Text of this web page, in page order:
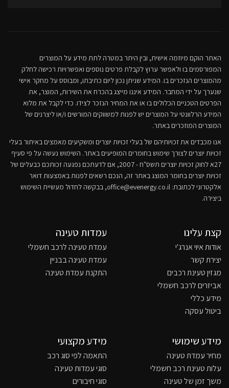
האתר הוקם מיוזמה אישית, ובין היתר במטרה לתת מידע על המוצרים
המפורסמים בו ולאפשר ערוץ לקבלת פרטים נוספים ואפשרויות רכישה לחלק
מהמוצרים הנזכרים בו. המידע שניתן נכון ליום כתיבתו, ומבוסס על מחקר אישי
שנערך על ידי המחבר. המידע איננו מייצג בהכרח את השירות, המוצר, את
הפרטים הטכניים הכלולים בו או את המחיר הנזכר לצידו. כדי לקבל את מלוא
המידע הרלוונטי על המוצרים יש לפנות למשווקים המורשים ו/או ליצרנים של
המוצרים המוזכרים באתר.
אנו מכבדים את זכויותיהם של בעלי זכויות יוצרים ומשקיעים מאמצים באיתור בעלי
זכויות יוצרים לצורך שימוש בחומרים המופיעים באתר. השימוש נעשה על פי סעיף
27א לחוק זכויות יוצרים תשס"ח - 2007, אם לדעתכם נפגעה זכותכם כבעלים של
זכויות יוצרים בחומר המוצג באתר זה, הנכם רשאים לפנות באמצעות דואר
אלקטרוני לכתובת: office@evenergy.co.il, בבקשה לחדול מעשיית השימוש
ביצירה.
קצת עלינו
אודות איוי אנרג'י
יצירת קשר
מגזין טעינת רכבים
אביזרים לרכב חשמלי
מידע כללי
ביטול עסקה
עמדות טעינה
עמדת טעינה לרכב חשמלי
עמדת טעינה בבניין
התקנת עמדת טעינה
מידע שימושי
מחיר עמדת טעינה
עלות טעינת רכב חשמלי
משך זמן של טעינה
מידע מקצועי
התאמה לפי סוג רכב
סוגי עמדות טעינה
סוגי חיבורים